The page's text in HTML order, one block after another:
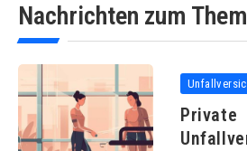
Nachrichten zum
Private